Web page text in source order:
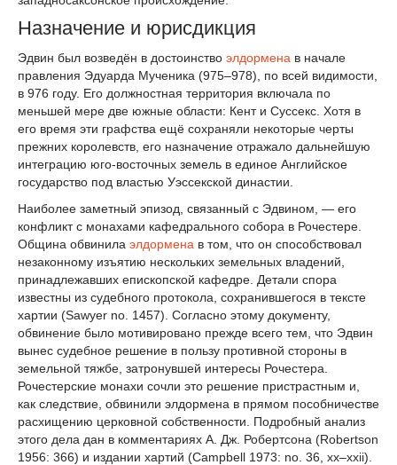
Назначение и юрисдикция
Эдвин был возведён в достоинство элдормена в начале
правления Эдуарда Мученика (975–978), по всей видимости,
в 976 году. Его должностная территория включала по
меньшей мере две южные области: Кент и Суссекс. Хотя в
его время эти графства ещё сохраняли некоторые черты
прежних королевств, его назначение отражало дальнейшую
интеграцию юго-восточных земель в единое Английское
государство под властью Уэссекской династии.
Наиболее заметный эпизод, связанный с Эдвином, — его
конфликт с монахами кафедрального собора в Рочестере.
Община обвинила элдормена в том, что он способствовал
незаконному изъятию нескольких земельных владений,
принадлежавших епископской кафедре. Детали спора
известны из судебного протокола, сохранившегося в тексте
хартии (Sawyer no. 1457). Согласно этому документу,
обвинение было мотивировано прежде всего тем, что Эдвин
вынес судебное решение в пользу противной стороны в
земельной тяжбе, затронувшей интересы Рочестера.
Рочестерские монахи сочли это решение пристрастным и,
как следствие, обвинили элдормена в прямом пособничестве
расхищению церковной собственности. Подробный анализ
этого дела дан в комментариях А. Дж. Робертсона (Robertson
1956: 366) и издании хартий (Campbell 1973: no. 36, xx–xxii).